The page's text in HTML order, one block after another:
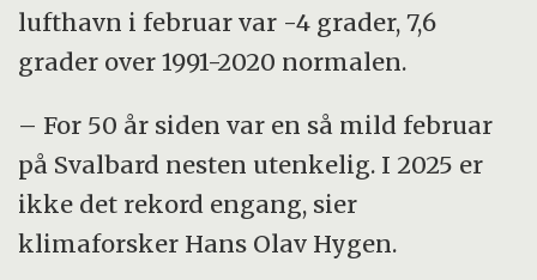
lufthavn i februar var -4 grader, 7,6
grader over 1991-2020 normalen.
– For 50 år siden var en så mild februar
på Svalbard nesten utenkelig. I 2025 er
ikke det rekord engang, sier
klimaforsker Hans Olav Hygen.